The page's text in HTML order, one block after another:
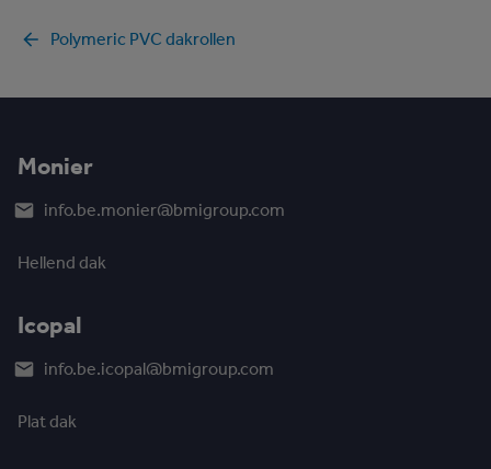
Polymeric PVC dakrollen
Monier
info.be.monier@bmigroup.com
Hellend dak
Icopal
info.be.icopal@bmigroup.com
Plat dak